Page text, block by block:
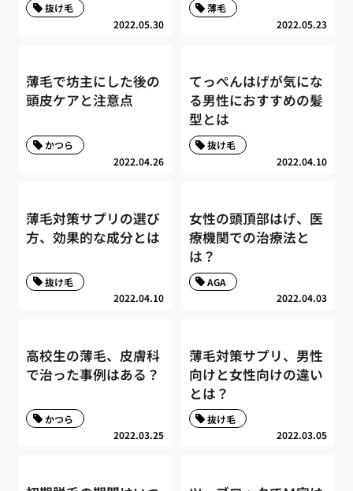
2022.05.30
抜け毛
2022.05.23
薄毛
薄毛で坊主にした後の
頭皮ケアと注意点
2022.04.26
かつら
てっぺんはげが気にな
る男性におすすめの髪
型とは
2022.04.10
抜け毛
薄毛対策サプリの選び
方、効果的な成分とは
2022.04.10
抜け毛
女性の頭頂部はげ、医
療機関での治療法と
は？
2022.04.03
AGA
高校生の薄毛、皮膚科
で治った事例はある？
2022.03.25
かつら
薄毛対策サプリ、男性
向けと女性向けの違い
とは？
2022.03.05
抜け毛